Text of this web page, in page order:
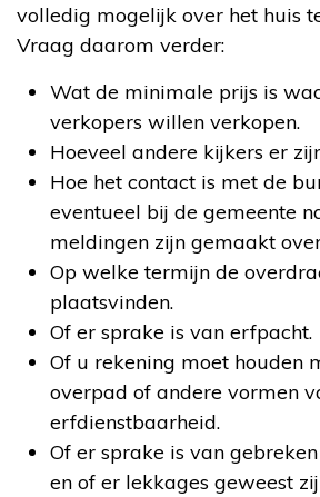
volledig mogelijk over het huis
Vraag daarom verder:
Wat de minimale prijs is
verkopers willen verkopen.
Hoeveel andere kijkers er
Hoe het contact is met de
eventueel bij de gemeente
meldingen zijn gemaakt
Op welke termijn de
plaatsvinden.
Of er sprake is van erfpacht.
Of u rekening moet houden
overpad of andere vormen
erfdienstbaarheid.
Of er sprake is van
en of er lekkages geweest